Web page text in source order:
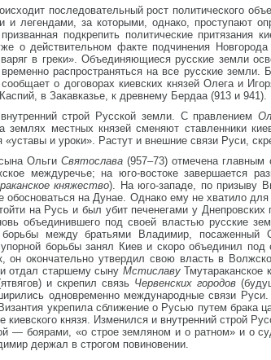
последовательный рост политического
и легендами, за которыми, однако, проступают
подкрепить политические притязания
о действительном факте подчинения
в греки». Объединяющиеся русские земли
распространяться на все русские
о договорах киевских князей Олега и
в Закавказье, к древнему Бердаа (913 и 941).
строй Русской земли. С правлением
землях местных князей сменяют ставленники
«уставы и уроки». Растут и внешние связи Руси,
ОльгиСвятослава(957–73) отмечена
междуречье; на юго-востоке завершается
княжество). На юго-западе, по призыву
обосноваться на Дунае. Однако ему не хватило
на Русь и был убит печенегами у
объединившего под своей властью русские
борьбы между братьями Владимир, посаженный
борьбы занял Киев и скоро объединил
он окончательно утвердил свою власть в
отдал старшему сыну Мстиславу Тмутараканское
и скрепил связь Червенских городов
одновременно международные связи
укрепила сближение о Русью путем брака
киевского князя. Изменился и внутренний строй
— боярами, «о строе земляном и о ратном» и о
держал в строгом повиновении.